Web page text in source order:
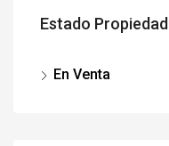
Estado Propiedad
En Venta